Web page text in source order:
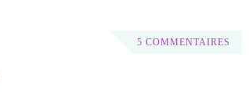
5 COMMENTAIRES